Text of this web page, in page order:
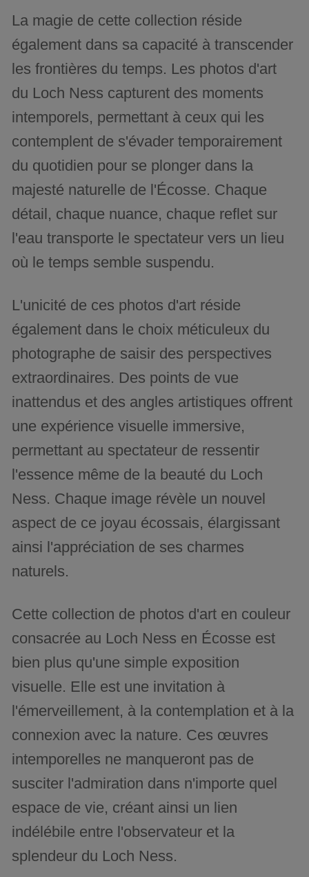
La magie de cette collection réside
également dans sa capacité à transcender
les frontières du temps. Les photos d'art
du Loch Ness capturent des moments
intemporels, permettant à ceux qui les
contemplent de s'évader temporairement
du quotidien pour se plonger dans la
majesté naturelle de l'Écosse. Chaque
détail, chaque nuance, chaque reflet sur
l'eau transporte le spectateur vers un lieu
où le temps semble suspendu.
L'unicité de ces photos d'art réside
également dans le choix méticuleux du
photographe de saisir des perspectives
extraordinaires. Des points de vue
inattendus et des angles artistiques offrent
une expérience visuelle immersive,
permettant au spectateur de ressentir
l'essence même de la beauté du Loch
Ness. Chaque image révèle un nouvel
aspect de ce joyau écossais, élargissant
ainsi l'appréciation de ses charmes
naturels.
Cette collection de photos d'art en couleur
consacrée au Loch Ness en Écosse est
bien plus qu'une simple exposition
visuelle. Elle est une invitation à
l'émerveillement, à la contemplation et à la
connexion avec la nature. Ces œuvres
intemporelles ne manqueront pas de
susciter l'admiration dans n'importe quel
espace de vie, créant ainsi un lien
indélébile entre l'observateur et la
splendeur du Loch Ness.